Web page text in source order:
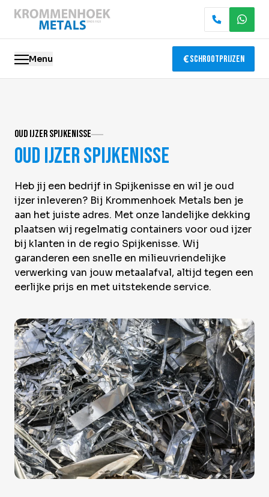
Menu Schrootprijzen
Elektronica recycling
Slopen & demontage
Katalysator recycling
Containerservice
Locaties
Over Krommenhoek
Sustainability
NL
Direct inleveren Ophaalservice
Oud ijzer Spijkenisse
Oud ijzer Spijkenisse
Heb jij een bedrijf in Spijkenisse en wil je oud
ijzer inleveren? Bij Krommenhoek Metals ben je
aan het juiste adres. Met onze landelijke dekking
plaatsen wij regelmatig containers voor oud ijzer
bij klanten in de regio Spijkenisse. Wij
garanderen een snelle en milieuvriendelijke
verwerking van jouw metaalafval, altijd tegen een
eerlijke prijs en met uitstekende service.